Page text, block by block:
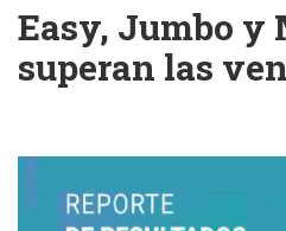
Easy, Jumbo y
superan las